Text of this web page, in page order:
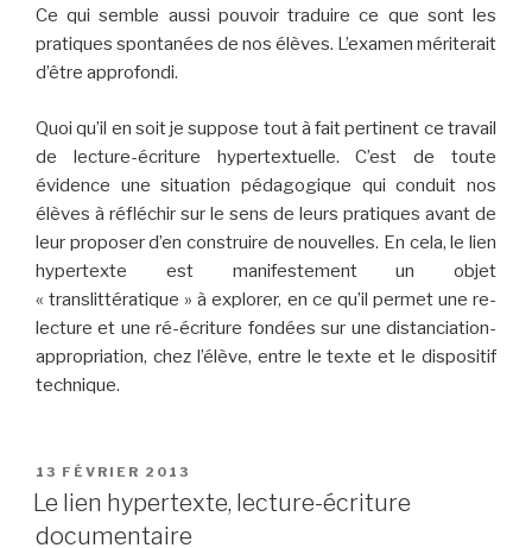
Ce qui semble aussi pouvoir traduire ce que sont les
pratiques spontanées de nos élèves. L’examen mériterait
d’être approfondi.
Quoi qu’il en soit je suppose tout à fait pertinent ce travail
de lecture-écriture hypertextuelle. C’est de toute
évidence une situation pédagogique qui conduit nos
élèves à réfléchir sur le sens de leurs pratiques avant de
leur proposer d’en construire de nouvelles. En cela, le lien
hypertexte est manifestement un objet
« translittératique » à explorer, en ce qu’il permet une re-
lecture et une ré-écriture fondées sur une distanciation-
appropriation, chez l’élève, entre le texte et le dispositif
technique.
PUBLIÉ
LE
13 FÉVRIER 2013
Le lien hypertexte, lecture-écriture
documentaire